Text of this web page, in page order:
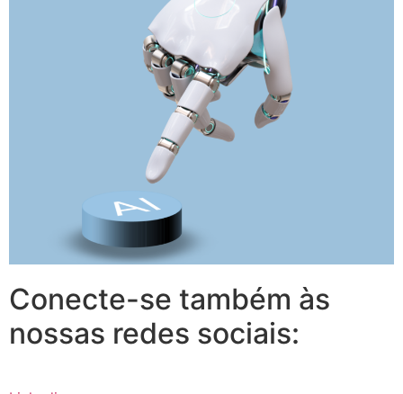
Conecte-se também às
nossas redes sociais: